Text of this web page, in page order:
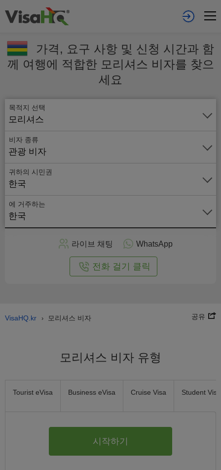
가격, 요구 사항 및 신청 시간과 함
께 여행에 적합한 모리셔스 비자를 찾으
세요
목적지 선택
모리셔스
비자 종류
관광 비자
귀하의 시민권
한국
에 거주하는
한국
온
라
인
라이브 채팅 WhatsApp
전화 걸기 클릭
VisaHQ.kr › 모리셔스 비자 공유
모리셔스 비자 유형
Tourist eVisa Business eVisa Cruise Visa Student Visa
시작하기